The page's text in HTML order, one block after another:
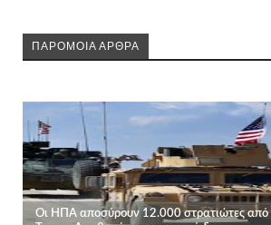
ΠΑΡΟΜΟΙΑ ΑΡΘΡΑ